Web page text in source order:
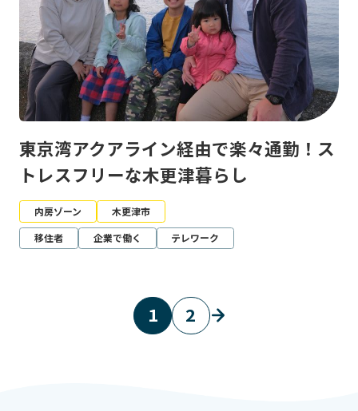
東京湾アクアライン経由で楽々通勤！ス
トレスフリーな木更津暮らし
内房ゾーン
木更津市
移住者
企業で働く テレワーク
1 2